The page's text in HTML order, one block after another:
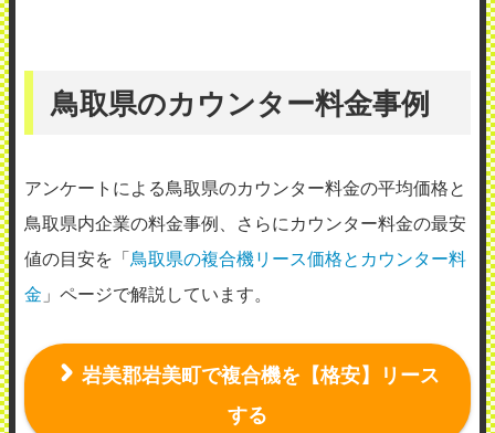
鳥取県のカウンター料金事例
アンケートによる鳥取県のカウンター料金の平均価格と
鳥取県内企業の料金事例、さらにカウンター料金の最安
値の目安を「鳥取県の複合機リース価格とカウンター料
金 」ページで解説しています。
岩美郡岩美町で複合機を【格安】リース
する